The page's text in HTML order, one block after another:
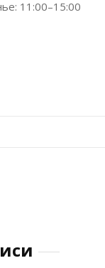
11:00–15:00